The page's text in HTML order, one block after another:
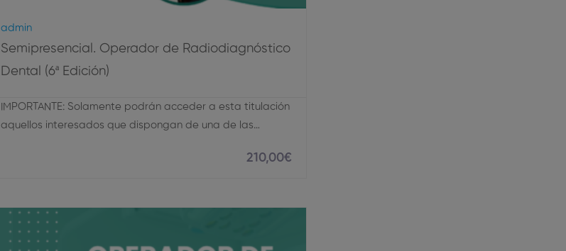
Admin
Semipresencial. Operador de Radiodiagnóstico
Dental (6ª Edición)
IMPORTANTE: Solamente podrán acceder a esta titulación
aquellos interesados que dispongan de una de las…
210,00€